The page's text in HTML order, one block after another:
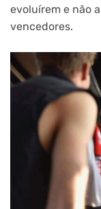
evoluírem e não
vencedores.